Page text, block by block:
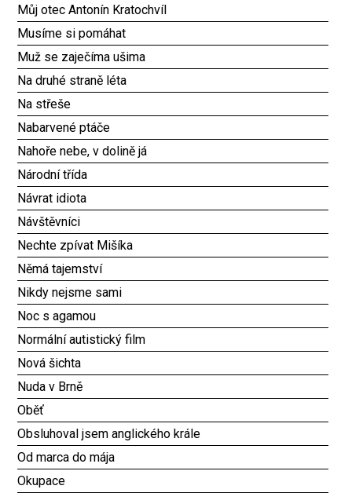
Můj otec Antonín Kratochvíl
Musíme si pomáhat
Muž se zaječíma ušima
Na druhé straně léta
Na střeše
Nabarvené ptáče
Nahoře nebe, v dolině já
Národní třída
Návrat idiota
Návštěvníci
Nechte zpívat Mišíka
Němá tajemství
Nikdy nejsme sami
Noc s agamou
Normální autistický film
Nová šichta
Nuda v Brně
Oběť
Obsluhoval jsem anglického krále
Od marca do mája
Okupace